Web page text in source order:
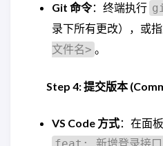
Git 命令：终端执行
录下所有更改），或
文件名> 。
Step 4: 提交版本
VS Code 方式：在面